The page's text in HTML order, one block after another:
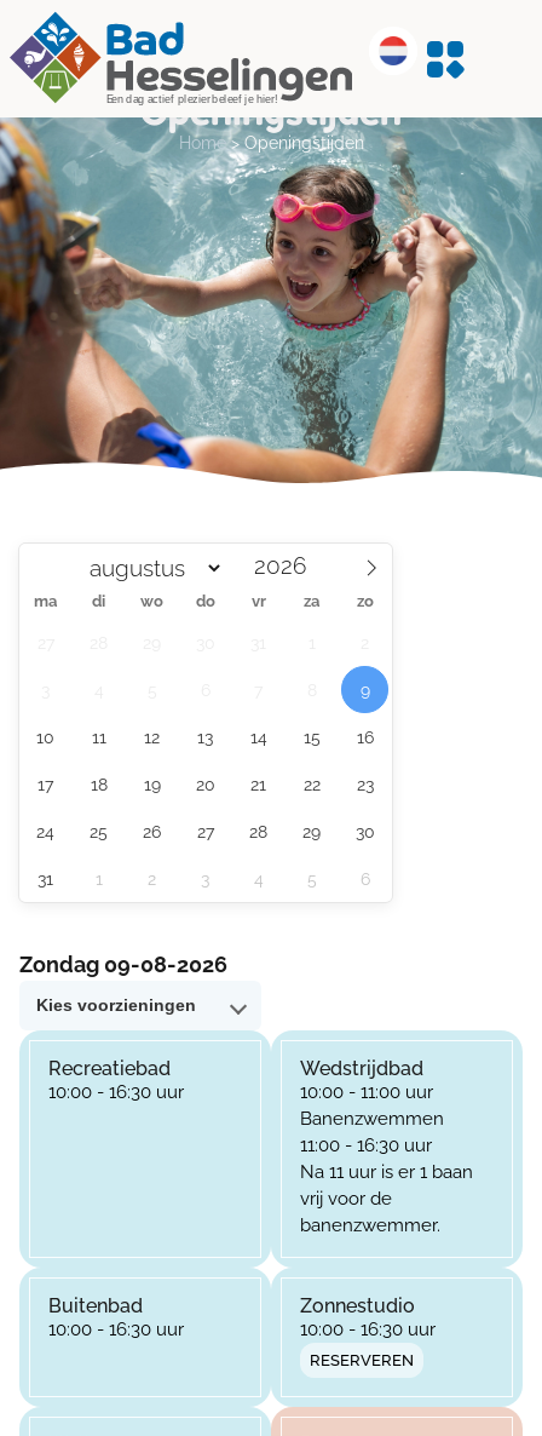
Openingstijden
Home> Openingstijden
ma di wo do vr za zo
9
10 11 12 13 14 15 16
17 18 19 20 21 22 23
24 25 26 27 28 29 30
31 1 2 3 4 5 6
Zondag 09-08-2026
Kies voorzieningen
Recreatiebad
10:00 - 16:30 uur
Wedstrijdbad
10:00 - 11:00 uur
Banenzwemmen
11:00 - 16:30 uur
Na 11 uur is er 1 baan
vrij voor de
banenzwemmer.
Buitenbad
10:00 - 16:30 uur
Zonnestudio
10:00 - 16:30 uur
RESERVEREN